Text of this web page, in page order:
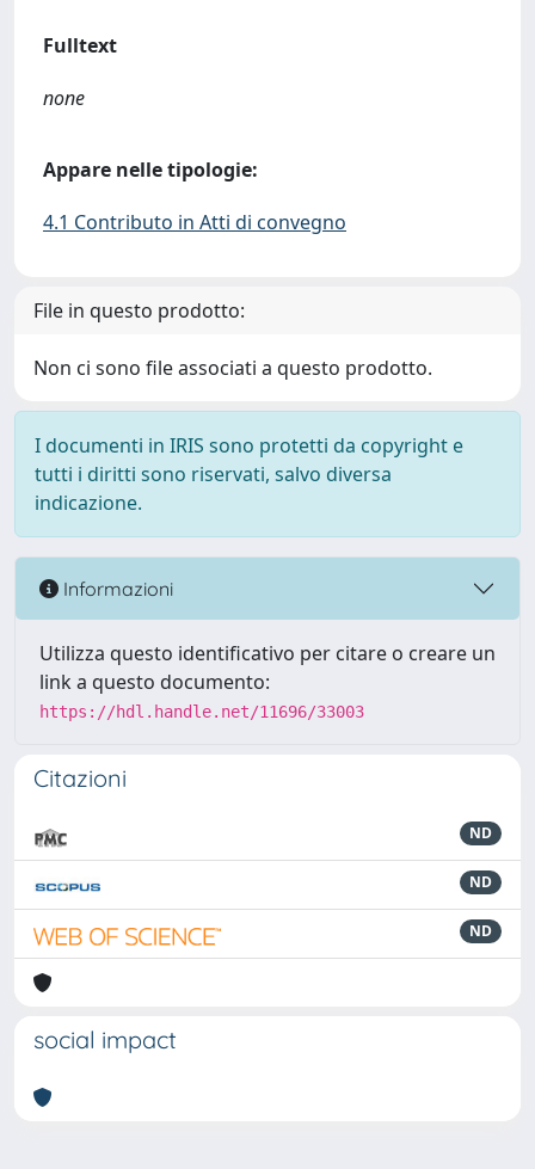
Fulltext
none
Appare nelle tipologie:
4.1 Contributo in Atti di convegno
File in questo prodotto:
Non ci sono file associati a questo prodotto.
I documenti in IRIS sono protetti da copyright e
tutti i diritti sono riservati, salvo diversa
indicazione.
Informazioni
Utilizza questo identificativo per citare o creare un
link a questo documento:
https://hdl.handle.net/11696/33003
Citazioni
ND
ND
ND
social impact